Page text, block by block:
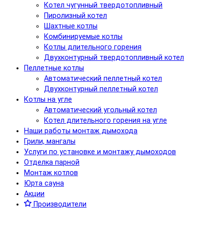
Котел чугунный твердотопливный
Пиролизный котел
Шахтные котлы
Комбинируемые котлы
Котлы длительного горения
Двухконтурный твердотопливный котел
Пеллетные котлы
Автоматический пеллетный котел
Двухконтурный пеллетный котел
Котлы на угле
Автоматический угольный котел
Котел длительного горения на угле
Наши работы монтаж дымохода
Грили, мангалы
Услуги по установке и монтажу дымоходов
Отделка парной
Монтаж котлов
Юрта сауна
Акции
Производители